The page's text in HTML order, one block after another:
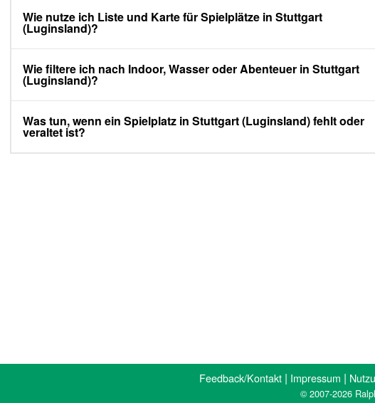
Wie nutze ich Liste und Karte für Spielplätze in Stuttgart
(Luginsland)?
Wie filtere ich nach Indoor, Wasser oder Abenteuer in Stuttgart
(Luginsland)?
Was tun, wenn ein Spielplatz in Stuttgart (Luginsland) fehlt oder
veraltet ist?
Feedback/Kontakt | Impressum |
© 2007-2026